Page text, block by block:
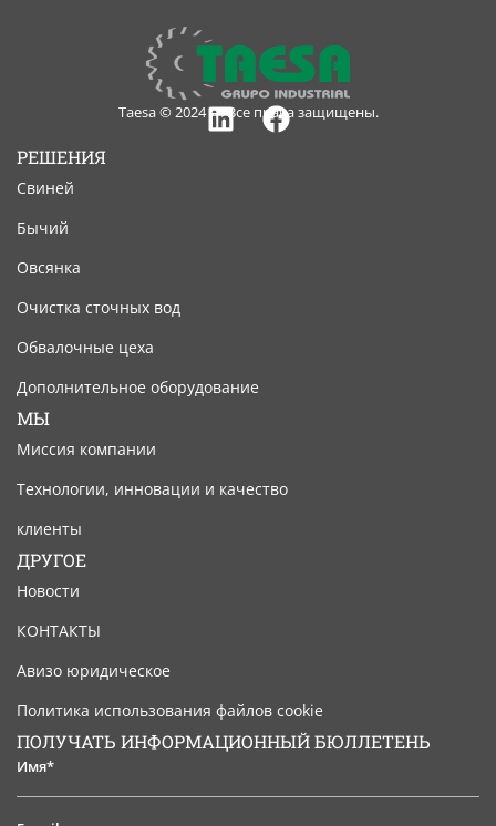
Taesa © 2024 — Все права защищены.
РЕШЕНИЯ
Свиней
Бычий
Овсянка
Очистка сточных вод
Обвалочные цеха
Дополнительное оборудование
МЫ
Миссия компании
Технологии, инновации и качество
клиенты
ДРУГОЕ
Новости
КОНТАКТЫ
Авизо юридическое
Политика использования файлов cookie
ПОЛУЧАТЬ ИНФОРМАЦИОННЫЙ БЮЛЛЕТЕНЬ
Имя*